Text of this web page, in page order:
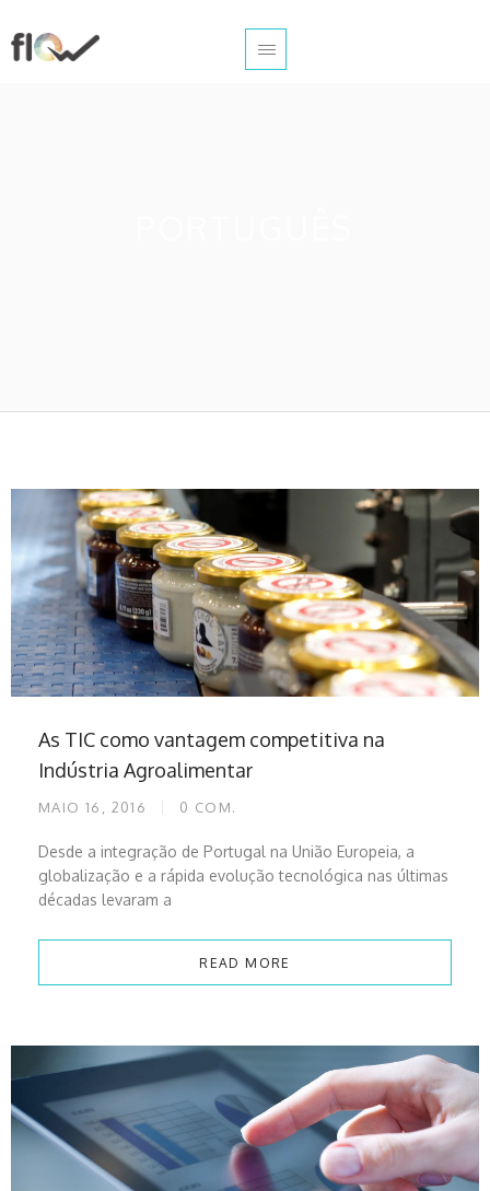
As TIC como vantagem competitiva na
Indústria Agroalimentar
MAIO 16, 2016 0 COM.
Desde a integração de Portugal na União Europeia, a
globalização e a rápida evolução tecnológica nas últimas
décadas levaram a
READ MORE